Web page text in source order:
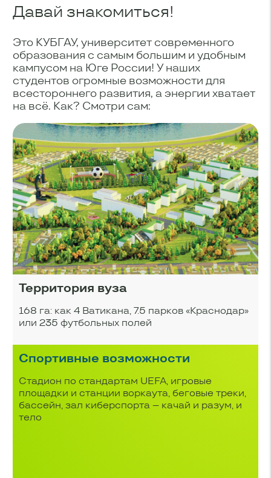
Давай знакомиться!
Это КУБГАУ, университет современного
образования с самым большим и удобным
кампусом на Юге России! У наших
студентов огромные возможности для
всестороннего развития, а энергии хватает
на всё. Как? Смотри сам:
Территория вуза
168 га: как 4 Ватикана, 7.5 парков «Краснодар»
или 235 футбольных полей
Спортивные возможности
Стадион по стандартам UEFA, игровые
площадки и станции воркаута, беговые треки,
бассейн, зал киберспорта – качай и разум, и
тело